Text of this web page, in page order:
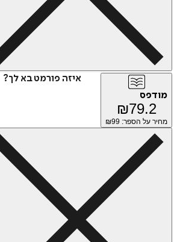
איזה פורמט בא לך?
מודפס
₪79.2
מחיר על הספר: ₪ 99